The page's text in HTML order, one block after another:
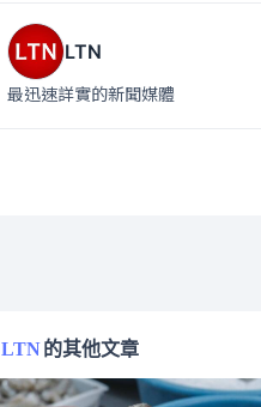
LTN
最迅速詳實的新聞媒體
LTN的其他文章